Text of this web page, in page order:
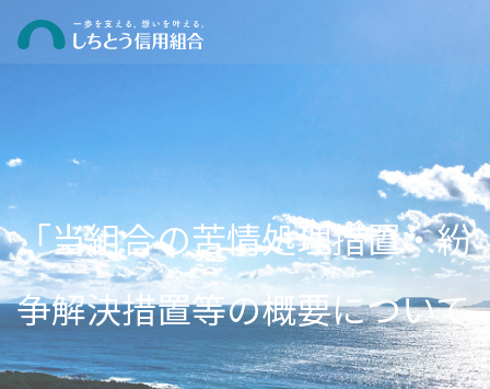
「当組合の苦情処理措置・紛
争解決措置等の概要について